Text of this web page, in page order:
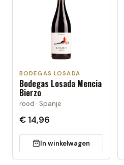
BODEGAS LOSADA
Bodegas Losada Mencia
Bierzo
rood · Spanje
€ 14,96
In winkelwagen